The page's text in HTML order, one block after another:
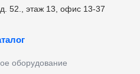
52., этаж 13, офис 13-37
оборудование